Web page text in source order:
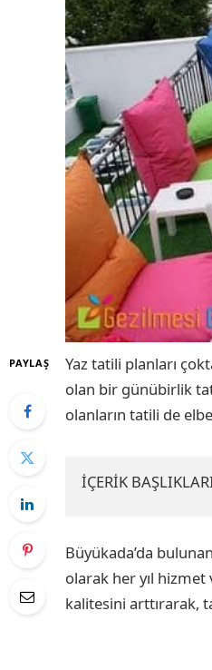
PAYLAŞ
Yaz tatili planları
olan bir günübirlik
olanların tatili de
İÇERİK
Büyükada’da
olarak her yıl hizmet
kalitesini arttırarak,